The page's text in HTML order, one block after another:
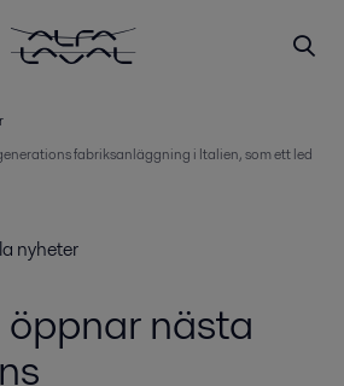
fabriksanläggning i Italien, som ett led
nyheter
nästa